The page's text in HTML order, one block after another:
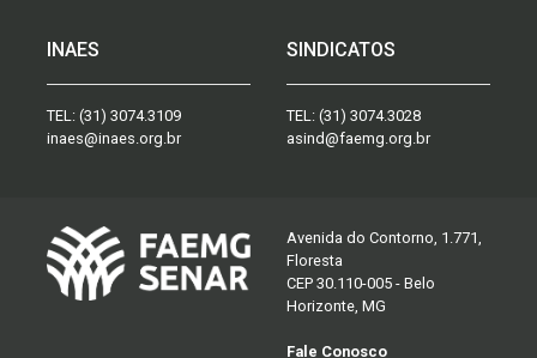
INAES
TEL: (31) 3074.3109
inaes@inaes.org.br
SINDICATOS
TEL: (31) 3074.3028
asind@faemg.org.br
Avenida do Contorno, 1.771,
Floresta
CEP 30.110-005 - Belo
Horizonte, MG
Fale Conosco